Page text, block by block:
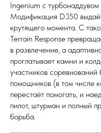
Ingenium с
Модификация D350
крутящего момента. С
Terrain Response
в развлечение, а
проглатывает камни и
участников
помощников (в том числе
перестаёт помогать, и
пилот, штурман и полный
борьба.